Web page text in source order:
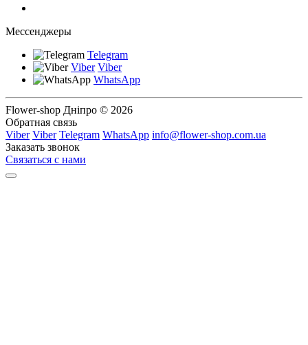
Мессенджеры
Telegram
Viber Viber
WhatsApp
Flower-shop Дніпро © 2026
Обратная связь
Viber Viber Telegram WhatsApp info@flower-shop.com.ua
Заказать звонок
Связаться с нами